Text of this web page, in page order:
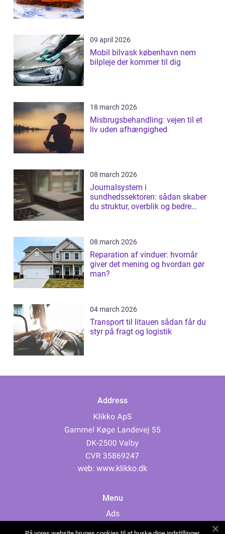
09 april 2026
Mobil bilvask københavn nem
bilpleje der kommer til dig
18 march 2026
Misbrugsbehandling: vejen til et
liv uden afhængighed
08 march 2026
Journalsystem i
sundhedssektoren: sådan skaber
du struktur, overblik og bedre
08 march 2026
Reparation af vinduer: hvornår
giver det mening og hvordan gør
man?
04 march 2026
Transport til litauen sådan får du
styr på fragt og logistik
Address
web: www.klikko.dk
Menu
Ads